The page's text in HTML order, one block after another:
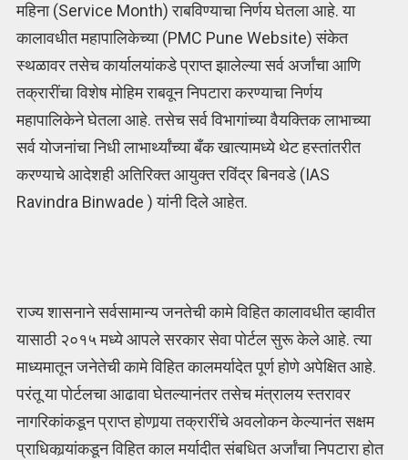
महिना (Service Month) राबविण्याचा निर्णय घेतला आहे. या
कालावधीत महापालिकेच्या (PMC Pune Website) संकेत
स्थळावर तसेच कार्यालयांकडे प्राप्त झालेल्या सर्व अर्जांचा आणि
तक्रारींचा विशेष मोहिम राबवून निपटारा करण्याचा निर्णय
महापालिकेने घेतला आहे. तसेच सर्व विभागांच्या वैयक्तिक लाभाच्या
सर्व योजनांचा निधी लाभार्थ्यांच्या बँक खात्यामध्ये थेट हस्तांतरीत
करण्याचे आदेशही अतिरिक्त आयुक्त रविंद्र बिनवडे (IAS
Ravindra Binwade ) यांनी दिले आहेत.
राज्य शासनाने सर्वसामान्य जनतेची कामे विहित कालावधीत व्हावीत
यासाठी २०१५ मध्ये आपले सरकार सेवा पोर्टल सुरू केले आहे. त्या
माध्यमातून जनेतेची कामे विहित कालमर्यादेत पूर्ण होणे अपेक्षित आहे.
परंतू या पोर्टलचा आढावा घेतल्यानंतर तसेच मंत्रालय स्तरावर
नागरिकांकडून प्राप्त होणार्‍या तक्रारींचे अवलोकन केल्यानंत सक्षम
प्राधिकार्‍यांकडून विहित काल मर्यादीत संबधित अर्जांचा निपटारा होत